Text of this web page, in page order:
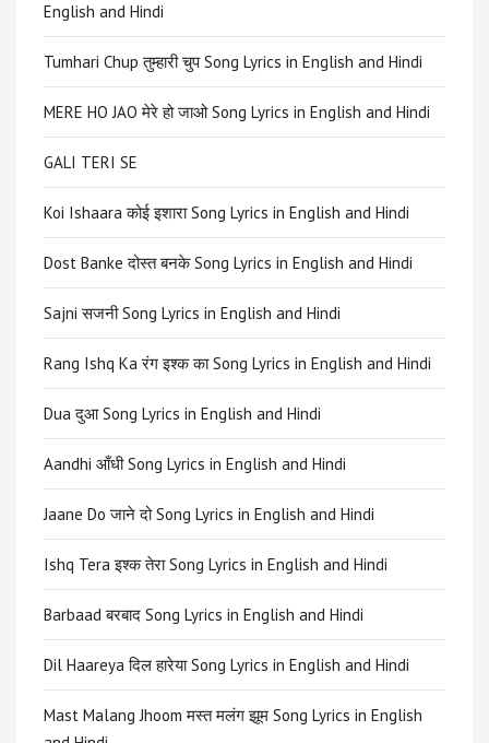
English and Hindi
Tumhari Chup तुम्हारी चुप Song Lyrics in English and Hindi
MERE HO JAO मेरे हो जाओ Song Lyrics in English and Hindi
GALI TERI SE
Koi Ishaara कोई इशारा Song Lyrics in English and Hindi
Dost Banke दोस्त बनके Song Lyrics in English and Hindi
Sajni सजनी Song Lyrics in English and Hindi
Rang Ishq Ka रंग इश्क का Song Lyrics in English and Hindi
Dua दुआ Song Lyrics in English and Hindi
Aandhi आँधी Song Lyrics in English and Hindi
Jaane Do जाने दो Song Lyrics in English and Hindi
Ishq Tera इश्क तेरा Song Lyrics in English and Hindi
Barbaad बरबाद Song Lyrics in English and Hindi
Dil Haareya दिल हारेया Song Lyrics in English and Hindi
Mast Malang Jhoom मस्त मलंग झूम Song Lyrics in English